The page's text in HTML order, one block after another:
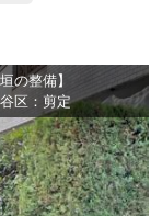
の整備】
区：剪定